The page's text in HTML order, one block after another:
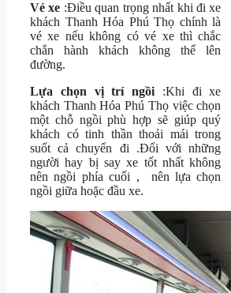
Vé xe :Điều quan trọng nhất khi đi xe
khách Thanh Hóa Phú Thọ chính là
vé xe nếu không có vé xe thì chắc
chắn hành khách không thể lên
đường.
Lựa chọn vị trí ngồi :Khi đi xe
khách Thanh Hóa Phú Thọ việc chọn
một chỗ ngồi phù hợp sẽ giúp quý
khách có tinh thần thoải mái trong
suốt cả chuyến đi .Đối với những
người hay bị say xe tốt nhất không
nên ngồi phía cuối , nên lựa chọn
ngồi giữa hoặc đầu xe.